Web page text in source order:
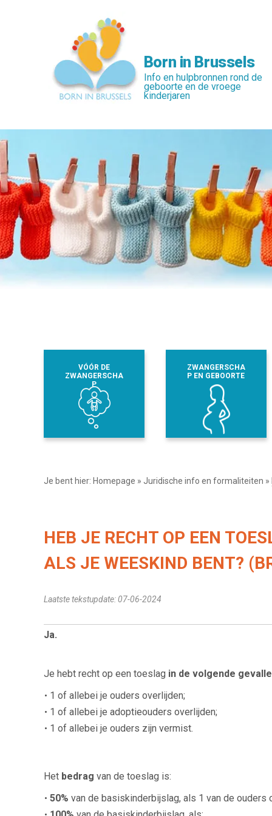
Born in Brussels
Info en hulpbronnen rond de
geboorte en de vroege
kinderjaren
VÓÓR DE
ZWANGERSCHA
P
ZWANGERSCHA
P EN GEBOORTE
Je bent hier: Homepage » Juridische info en formaliteiten »
HEB JE RECHT OP EEN
ALS JE WEESKIND BENT?
Laatste tekstupdate: 07-06-2024
Ja.
Je hebt recht op een toeslag in de volgende
1 of allebei je ouders overlijden;
1 of allebei je adoptieouders overlijden;
1 of allebei je ouders zijn vermist.
Het bedrag van de toeslag is:
50% van de basiskinderbijslag, als 1 van de ouders